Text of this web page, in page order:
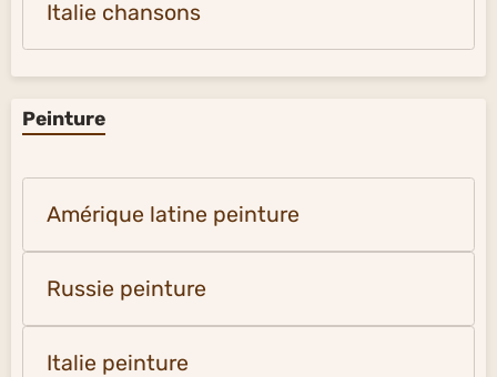
Italie chansons
Peinture
Amérique latine peinture
Russie peinture
Italie peinture